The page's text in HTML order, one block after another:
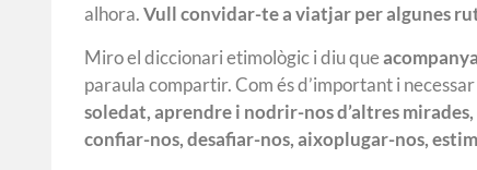
alhora. Vull convidar-te a viatjar per algunes
Miro el diccionari etimològic i diu que
paraula compartir. Com és d’important i
soledat, aprendre i nodrir-nos d’altres
confiar-nos, desafiar-nos, aixoplugar-nos,